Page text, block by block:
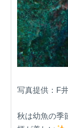
写真提供：F
秋は幼魚の季